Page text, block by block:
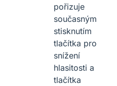
pořizuje
současným
stisknutím
tlačítka pro
snížení
hlasitosti a
tlačítka